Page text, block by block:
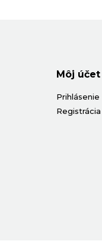
Môj účet
Prihlásenie
Registrácia